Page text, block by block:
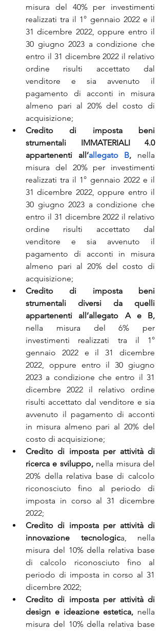
misura del 40% per investimenti
realizzati tra il 1° gennaio 2022 e il
31 dicembre 2022, oppure entro il
30 giugno 2023 a condizione che
entro il 31 dicembre 2022 il relativo
ordine risulti accettato dal
venditore e sia avvenuto il
pagamento di acconti in misura
almeno pari al 20% del costo di
acquisizione;
Credito di imposta beni
strumentali IMMATERIALI 4.0
appartenenti all’allegato B, nella
misura del 20% per investimenti
realizzati tra il 1° gennaio 2022 e il
31 dicembre 2022, oppure entro il
30 giugno 2023 a condizione che
entro il 31 dicembre 2022 il relativo
ordine risulti accettato dal
venditore e sia avvenuto il
pagamento di acconti in misura
almeno pari al 20% del costo di
acquisizione;
Credito di imposta beni
strumentali diversi da quelli
appartenenti all’allegato A e B,
nella misura del 6% per
investimenti realizzati tra il 1°
gennaio 2022 e il 31 dicembre
2022, oppure entro il 30 giugno
2023 a condizione che entro il 31
dicembre 2022 il relativo ordine
risulti accettato dal venditore e sia
avvenuto il pagamento di acconti
in misura almeno pari al 20% del
costo di acquisizione;
Credito di imposta per attività di
ricerca e sviluppo, nella misura del
20% della relativa base di calcolo
riconosciuto fino al periodo di
imposta in corso al 31 dicembre
2022;
Credito di imposta per attività di
innovazione tecnologica, nella
misura del 10% della relativa base
di calcolo riconosciuto fino al
periodo di imposta in corso al 31
dicembre 2022;
Credito di imposta per attività di
design e ideazione estetica, nella
misura del 10% della relativa base